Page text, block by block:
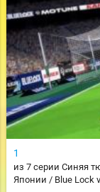
1
из 7 серии Синяя
Японии / Blue Lock